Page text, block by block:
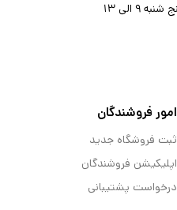
امور فروشندگان
ثبت فروشگاه جدید
اپلیکیشن فروشندگان
درخواست پشتیبانی